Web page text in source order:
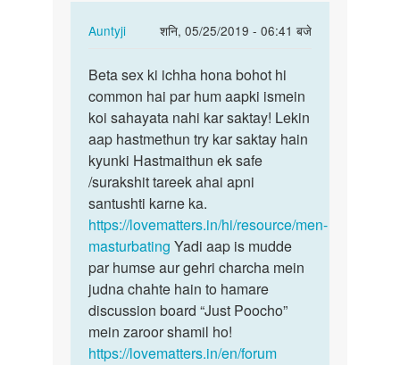
Auntyji
शनि, 05/25/2019 - 06:41 बजे
In
to
Me
sex
Kar
na
chata
hu
by
9193202857vikas
Beta
sex
ki
ichha
hona
bohot…
Beta sex ki ichha hona bohot hi
common hai par hum aapki ismein
koi sahayata nahi kar saktay! Lekin
aap hastmethun try kar saktay hain
kyunki Hastmaithun ek safe
/surakshit tareek ahai apni
santushti karne ka.
https://lovematters.in/hi/resource/men-
masturbating Yadi aap is mudde
par humse aur gehri charcha mein
judna chahte hain to hamare
discussion board “Just Poocho”
mein zaroor shamil ho!
https://lovematters.in/en/forum